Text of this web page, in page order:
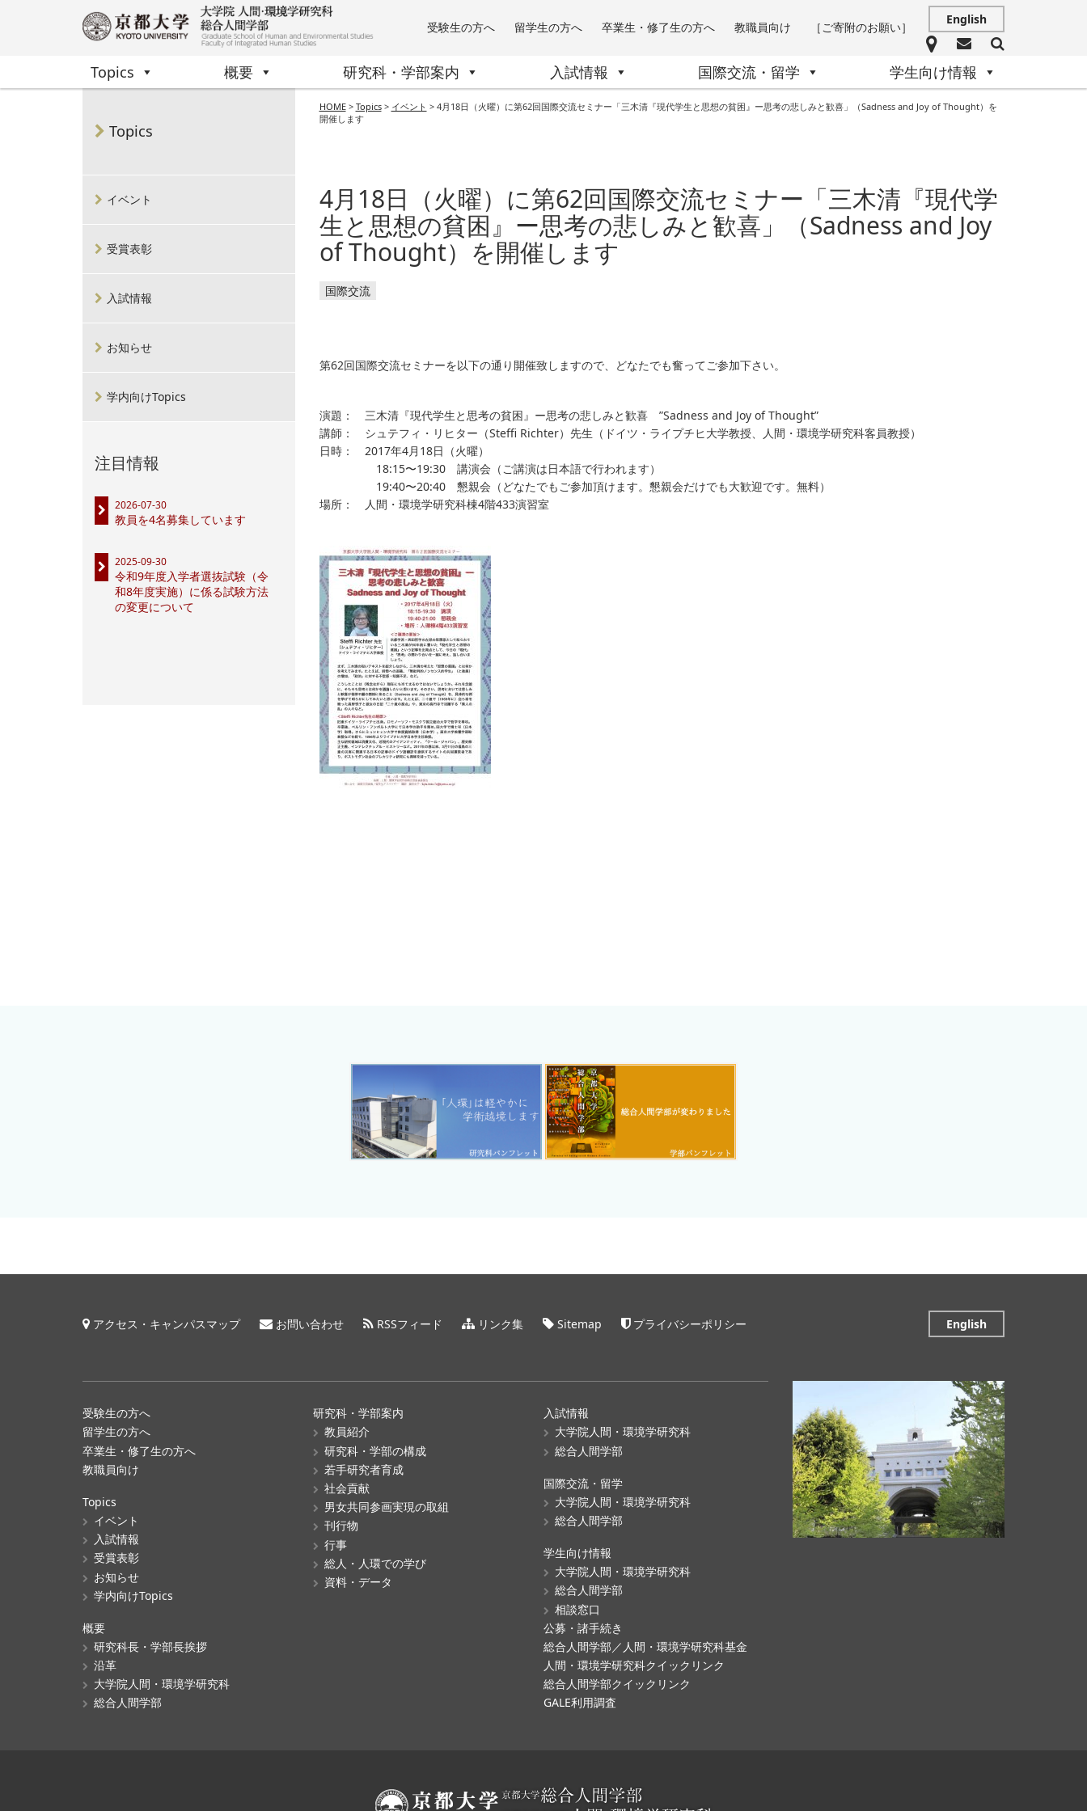
受験生の方へ 留学生の方へ 卒業生・修了生の方へ 教職員向け ［ご寄附のお願い］
English
Topics 概要 研究科・学部案内 入試情報 国際交流・留学 学生向け情報
HOME> Topics> イベント > 4月18日（火曜）に第62回国際交流セミナー「三木清『現代学生と思想の貧困』ー思考の悲しみと歓喜」（Sadness and Joy of Thought）を
開催します
4月18日（火曜）に第62回国際交流セミナー「三木清『現代学
生と思想の貧困』ー思考の悲しみと歓喜」（Sadness and Joy
of Thought）を開催します
国際交流
第62回国際交流セミナーを以下の通り開催致しますので、どなたでも奮ってご参加下さい。
演題： 三木清『現代学生と思考の貧困』ー思考の悲しみと歓喜 ”Sadness and Joy of Thought”
講師： シュテフィ・リヒター（Steffi Richter）先生（ドイツ・ライプチヒ大学教授、人間・環境学研究科客員教授）
日時： 2017年4月18日（火曜）
18:15〜19:30 講演会（ご講演は日本語で行われます）
19:40〜20:40 懇親会（どなたでもご参加頂けます。懇親会だけでも大歓迎です。無料）
場所： 人間・環境学研究科棟4階433演習室
Topics
イベント
受賞表彰
入試情報
お知らせ
学内向けTopics
注目情報
2026-07-30
教員を4名募集しています
2025-09-30
令和9年度入学者選抜試験（令
和8年度実施）に係る試験方法
の変更について
アクセス・キャンパスマップ お問い合わせ RSSフィード リンク集 Sitemap プライバシーポリシー English
受験生の方へ
留学生の方へ
卒業生・修了生の方へ
教職員向け
Topics
イベント
入試情報
受賞表彰
お知らせ
学内向けTopics
概要
研究科長・学部長挨拶
沿革
大学院人間・環境学研究科
総合人間学部
研究科・学部案内
教員紹介
研究科・学部の構成
若手研究者育成
社会貢献
男女共同参画実現の取組
刊行物
行事
総人・人環での学び
資料・データ
入試情報
大学院人間・環境学研究科
総合人間学部
国際交流・留学
大学院人間・環境学研究科
総合人間学部
学生向け情報
大学院人間・環境学研究科
総合人間学部
相談窓口
公募・諸手続き
総合人間学部／人間・環境学研究科基金
人間・環境学研究科クイックリンク
総合人間学部クイックリンク
GALE利用調査